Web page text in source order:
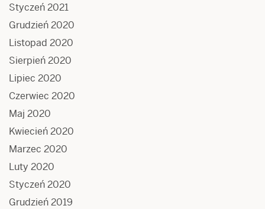
Styczeń 2021
Grudzień 2020
Listopad 2020
Sierpień 2020
Lipiec 2020
Czerwiec 2020
Maj 2020
Kwiecień 2020
Marzec 2020
Luty 2020
Styczeń 2020
Grudzień 2019